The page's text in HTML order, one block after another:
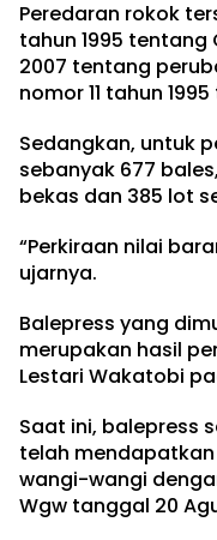
Peredaran rokok
tahun 1995 tentang
2007 tentang
nomor 11 tahun
Sedangkan, untuk
sebanyak 677
bekas dan 385 lot
“Perkiraan nilai
ujarnya.
Balepress yang
merupakan hasil
Lestari Wakatobi
Saat ini, balepress
telah
wangi-wangi
Wgw tanggal 20